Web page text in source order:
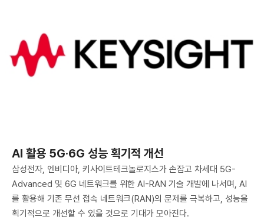
AI 활용 5G·6G 성능 획기적 개선
삼성전자, 엔비디아, 키사이트테크놀로지스가 손잡고 차세대 5G-
Advanced 및 6G 네트워크를 위한 AI-RAN 기술 개발에 나서며, AI
를 활용해 기존 무선 접속 네트워크(RAN)의 문제를 극복하고, 성능을
획기적으로 개선할 수 있을 것으로 기대가 모아진다.